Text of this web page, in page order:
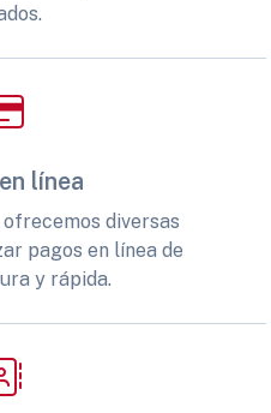
línea
diversas
pagos en línea de
y rápida.